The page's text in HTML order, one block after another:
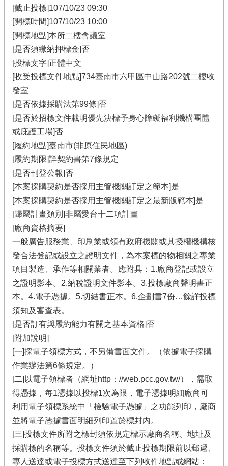
[截止投標]107/10/23 09:30
[開標時間]107/10/23 10:00
[開標地點]本所二樓會議室
[是否須繳納押標金]否
[投標文字]正體中文
[收受投標文件地點]734臺南市六甲區中山路202號二樓收
發室
[是否依據採購法第99條]否
[是否於招標文件載明優先決標予身心障礙福利機構團體
或庇護工場]否
[履約地點]臺南市(非原住民地區)
[履約期限]詳契約書第7條規定
[是否刊登公報]否
[本案採購契約是否採用主管機關訂定之範本]是
[本案採購契約是否採用主管機關訂定之最新版範本]是
[歸屬計畫類別]非屬愛台十二項計畫
[廠商資格摘要]
一般廣告服務業、印刷業或領有政府機關或其授權機構核
發合法登記或設立之證明文件，為本案標的物相關之專業
項目製造、承作等相關業者。應附具：1.廠商登記或設立
之證明影本。2.納稅證明文件影本。3.投標廠商聲明書正
本。4.電子憑據。5.切結書正本。6.企劃書7份…餘詳投標
須知及審查表。
[是否訂有與履約能力有關之基本資格]否
[附加說明]
[一]採電子領標方式，不另備書面文件。（依據電子採購
作業辦法第6條規定。）
[二]以電子領標者（網址http：//web.pcc.gov.tw/），需取
得憑據，每1憑據以投標1次為限，電子憑據明細廠商可
利用電子領標系統中「檢驗電子憑據」之功能列印，廠商
並將電子憑據書面明細列印置於標封內。
[三]投標文件所附之標封須依規定標示廠商名稱、地址及
採購標的名稱等。投標文件須於截止投標期限前以郵遞、
專人送達或電子投標方式送達至下列收件地點或網站：